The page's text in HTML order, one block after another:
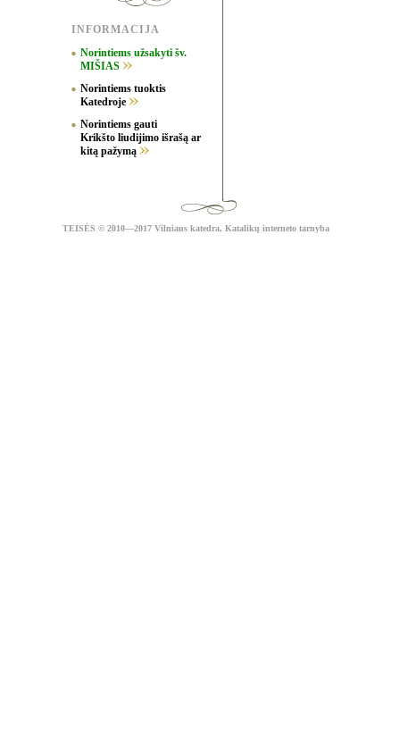
INFORMACIJA
Norintiems užsakyti šv.
MIŠIAS
Norintiems tuoktis
Katedroje
Norintiems gauti
Krikšto liudijimo išrašą ar
kitą pažymą
TEISĖS © 2010—2017 Vilniaus katedra, Katalikų interneto tarnyba